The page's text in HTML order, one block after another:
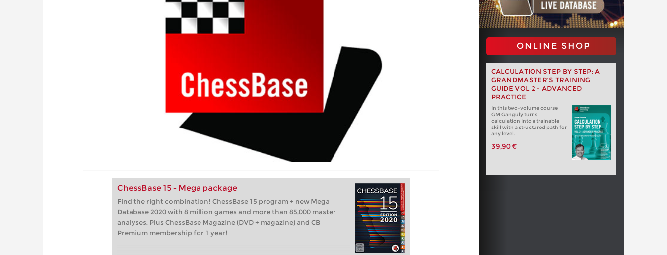
ChessBase 15 - Mega package
Find the right combination! ChessBase 15 program + new Mega
Database 2020 with 8 million games and more than 85,000 master
analyses. Plus ChessBase Magazine (DVD + magazine) and CB
Premium membership for 1 year!
ONLINE SHOP
CALCULATION STEP BY STEP: A
GRANDMASTER’S TRAINING
GUIDE VOL 2 - ADVANCED
PRACTICE
In this two-volume course
GM Ganguly turns
calculation into a trainable
skill with a structured path for
any level.
39,90 €